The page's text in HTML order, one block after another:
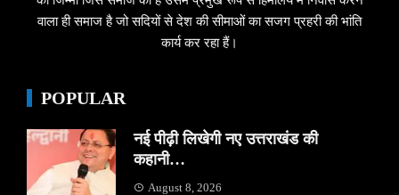
वाला ही समाज है जो सदियों से देश की सीमाओं का सजग प्रहरी की भांति
कार्य कर रहा हैं।
POPULAR
नई पीढ़ी लिखेगी नए उत्तराखंड की
कहानी…
August 8, 2026